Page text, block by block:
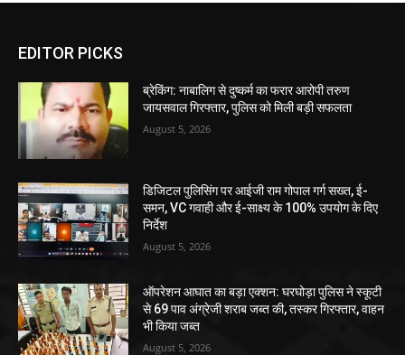
EDITOR PICKS
ब्रेकिंग: नाबालिग से दुष्कर्म का फरार आरोपी तरुण
जायसवाल गिरफ्तार, पुलिस को मिली बड़ी सफलता
August 5, 2026
डिजिटल पुलिसिंग पर आईजी राम गोपाल गर्ग सख्त, ई-
समन, VC गवाही और ई-साक्ष्य के 100% उपयोग के दिए
निर्देश
August 5, 2026
ऑपरेशन आघात का बड़ा एक्शन: घरघोड़ा पुलिस ने स्कूटी
से 69 पाव अंग्रेजी शराब जब्त की, तस्कर गिरफ्तार, वाहन
भी किया जब्त
August 5, 2026